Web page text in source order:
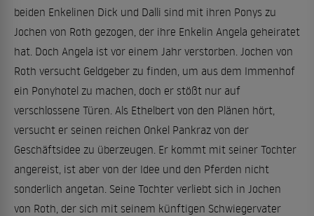
beiden Enkelinen Dick und Dalli sind mit ihren Ponys zu
Jochen von Roth gezogen, der ihre Enkelin Angela geheiratet
hat. Doch Angela ist vor einem Jahr verstorben. Jochen von
Roth versucht Geldgeber zu finden, um aus dem Immenhof
ein Ponyhotel zu machen, doch er stößt nur auf
verschlossene Türen. Als Ethelbert von den Plänen hört,
versucht er seinen reichen Onkel Pankraz von der
Geschäftsidee zu überzeugen. Er kommt mit seiner Tochter
angereist, ist aber von der Idee und den Pferden nicht
sonderlich angetan. Seine Tochter verliebt sich in Jochen
von Roth, der sich mit seinem künftigen Schwiegervater